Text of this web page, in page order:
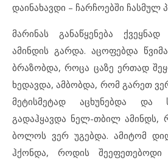
დაინახავდი – ჩარჩოებში ჩასმულ
მარინას განაწყენება
ამინდის გარდა. აცოფებდა
ბრაზობდა, როცა ცაზე ერთად
ხედავდა, ამბობდა, რომ გარეთ
მეტისმეტად აცხუნებდა და
გადაჰყავდა ნელ-თბილ ამინდს,
ბოლოს ვერ უგებდა. ამიტომ
ჰქონდა, როდის შეეფეთებოდი